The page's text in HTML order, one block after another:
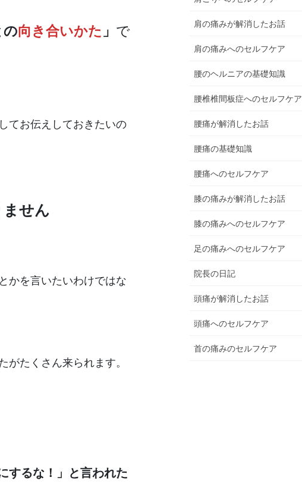
の向き合いかた 」 で
てお伝えしておきたいの
せん
かを言いたいわけではな
がたくさん来られます。
するな！」と言われた
肩の痛みが解消したお話
肩の痛みへのセルフケア
腰のヘルニアの基礎知識
腰椎椎間板症へのセルフケア
腰痛が解消したお話
腰痛の基礎知識
腰痛へのセルフケア
膝の痛みが解消したお話
膝の痛みへのセルフケア
足の痛みへのセルフケア
院長の日記
頭痛が解消したお話
頭痛へのセルフケア
首の痛みのセルフケア